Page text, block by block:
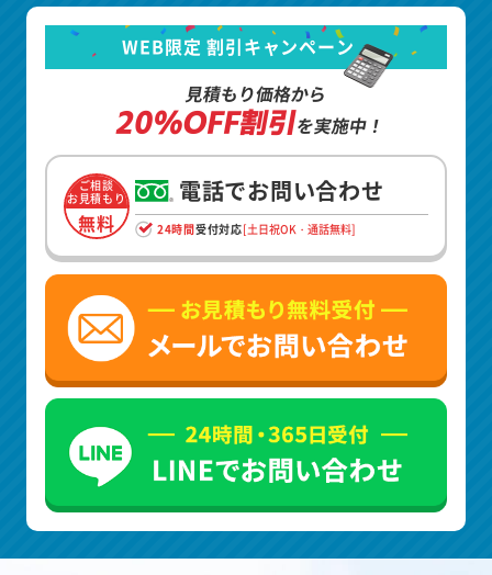
WEB限定 割引キャンペーン
見積もり価格から
20%OFF割引を実施中！
ご相談
お見積もり
無料
電話でお問い合わせ
24時間受付対応[土日祝OK・通話無料]